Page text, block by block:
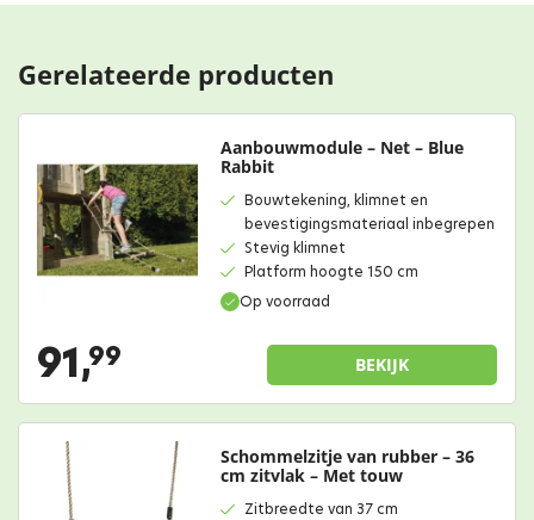
Gerelateerde producten
Op voorraad
Aanbouwmodule – Net – Blue
Rabbit
Bouwtekening, klimnet en
bevestigingsmateriaal inbegrepen
Stevig klimnet
Platform hoogte 150 cm
91,99 BEKIJK
Schommelzitje van rubber – 36
cm zitvlak – Met touw
Zitbreedte van 37 cm